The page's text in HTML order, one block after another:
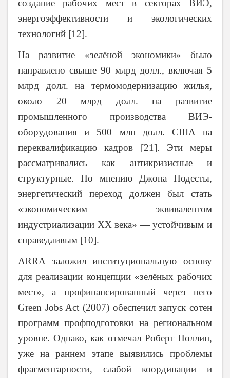
создание рабочих мест в секторах ВИЭ,
энергоэффективности и экологических
технологий [12].
На развитие «зелёной экономики» было
направлено свыше 90 млрд долл., включая 5
млрд долл. на термомодернизацию жилья,
около 20 млрд долл. на развитие
промышленного производства ВИЭ-
оборудования и 500 млн долл. США на
переквалификацию кадров [21]. Эти меры
рассматривались как антикризисные и
структурные. По мнению Джона Подесты,
энергетический переход должен был стать
«экономическим эквивалентом
индустриализации XX века» — устойчивым и
справедливым [10].
ARRA заложил институциональную основу
для реализации концепции «зелёных рабочих
мест», а профинансированный через него
Green Jobs Act (2007) обеспечил запуск сотен
программ профподготовки на региональном
уровне. Однако, как отмечал Роберт Поллин,
уже на раннем этапе выявились проблемы
фрагментарности, слабой координации и